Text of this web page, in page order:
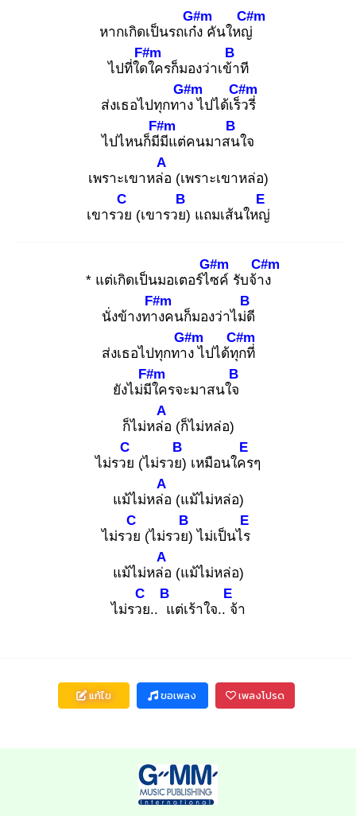
หากเกิดเป็นรถเก๋ง
G#m
คันใหญ่
C#m
ไปที่ใดใ
F#m
ครก็มองว่าเข้า
B
ที
ส่งเธอไปทุกทาง
G#m
ไปได้เร็ว
C#m
รี่
ไปไหนก็มีมี
F#m
แต่คนมาสน
B
ใจ
เพราะเขาหล่อ
A
(เพราะเขาหล่อ)
เขารวย
C
(เขารวย)
B
แถมเส้นใหญ่
E
* แต่เกิดเป็นมอเตอร์ไซ
G#m
ค์ รับจ้าง
C#m
นั่งข้างทาง
F#m
คนก็มองว่าไม่ดี
B
ส่งเธอไปทุกทาง
G#m
ไปได้ทุก
C#m
ที่
ยังไม่มีใ
F#m
ครจะมาสนใจ
B
ก็ไม่หล่อ
A
(ก็ไม่หล่อ)
ไม่รวย
C
(ไม่รวย)
B
เหมือนใคร
E
ๆ
แม้ไม่หล่อ
A
(แม้ไม่หล่อ)
ไม่รวย
C
(ไม่รวย)
B
ไม่เป็นไร
E
แม้ไม่หล่อ
A
(แม้ไม่หล่อ)
ไม่รวย
C
.. แ
B
ต่เร้าใจ.. จ้
E
า
แก้ไข ขอเพลง เพลงโปรด